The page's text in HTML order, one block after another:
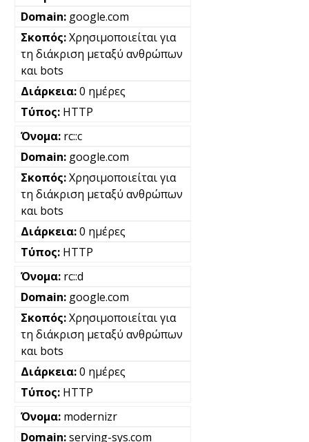
google.com
Χρησιμοποιείται για
τη διάκριση μεταξύ ανθρώπων
και bots
0 ημέρες
HTTP
rc::c
google.com
Χρησιμοποιείται για
τη διάκριση μεταξύ ανθρώπων
και bots
0 ημέρες
HTTP
rc::d
google.com
Χρησιμοποιείται για
τη διάκριση μεταξύ ανθρώπων
και bots
0 ημέρες
HTTP
modernizr
serving-sys.com